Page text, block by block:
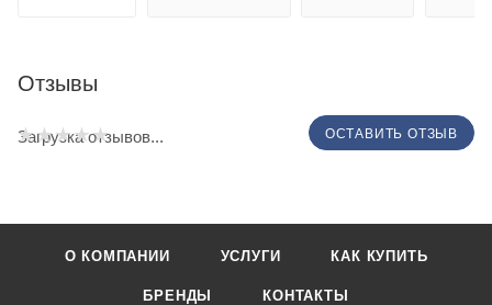
Отзывы
ОСТАВИТЬ ОТЗЫВ
Загрузка отзывов...
О КОМПАНИИ УСЛУГИ КАК КУПИТЬ
БРЕНДЫ КОНТАКТЫ